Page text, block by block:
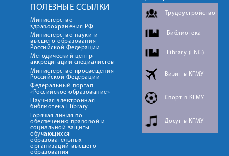
ПОЛЕЗНЫЕ ССЫЛКИ
Министерство
здравоохранения РФ
Министерство науки и
высшего образования
Российской Федерации
Методический центр
аккредитации специалистов
Министерство просвещения
Российской Федерации
Федеральный портал
«Российское образование»
Научная электронная
библиотека Elibrary
Горячая линия по
обеспечению правовой и
социальной защиты
обучающихся
образовательных
организаций высшего
образования
Трудоустройство
Библиотека
Library (ENG)
Визит в КГМУ
Спорт в КГМУ
Досуг в КГМУ